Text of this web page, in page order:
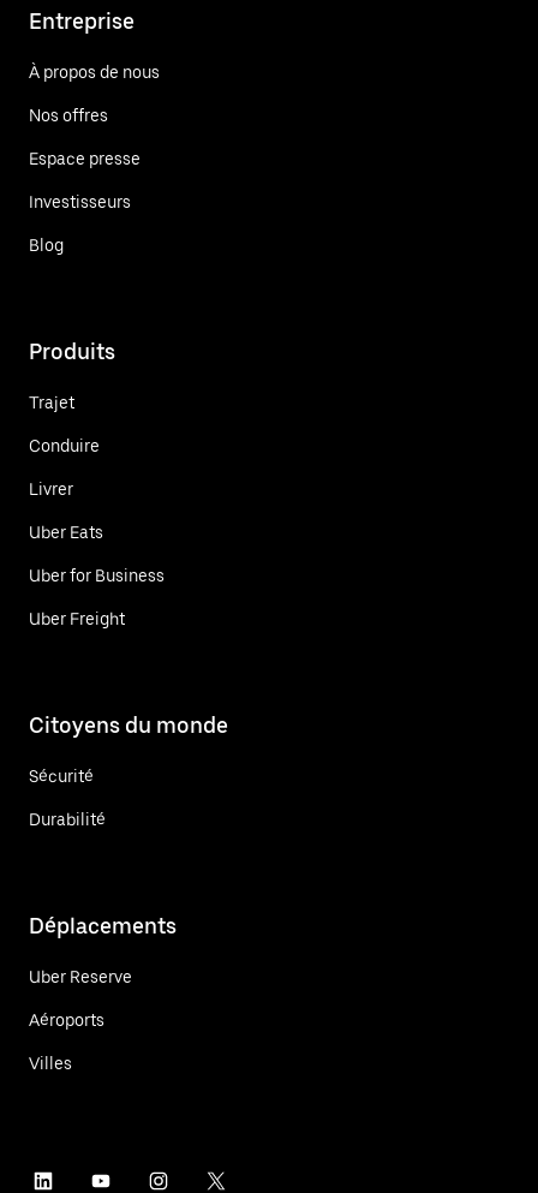
Entreprise
À propos de nous
Nos offres
Espace presse
Investisseurs
Blog
Produits
Trajet
Conduire
Livrer
Uber Eats
Uber for Business
Uber Freight
Citoyens du monde
Sécurité
Durabilité
Déplacements
Uber Reserve
Aéroports
Villes